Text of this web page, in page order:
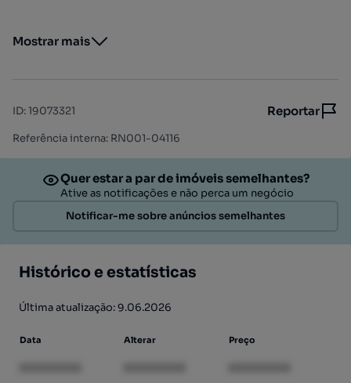
Mostrar mais
ID:19073321 Reportar
Referência interna: RN001-04116
Quer estar a par de imóveis semelhantes?
Ative as notificações e não perca um negócio
Notificar-me sobre anúncios semelhantes
Histórico e estatísticas
Última atualização: 9.06.2026
Data Alterar Preço